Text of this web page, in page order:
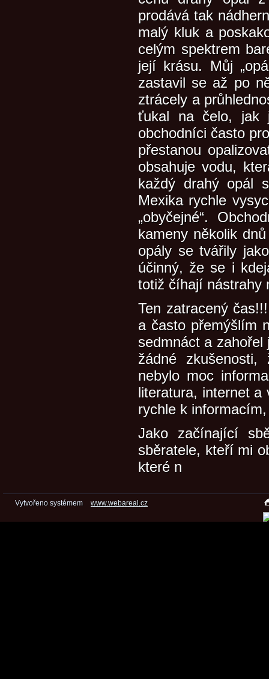
prodává tak
malý kluk a
celým spektrem
její krásu. Můj
zastavil se až po
ztrácely a
ťukal na čelo, jak
obchodníci často
přestanou
obsahuje vodu,
každý drahý opál
Mexika rychle
„obyčejné“.
kameny několik
opály se tvářily
účinný, že se i
totiž číhají
Ten zatracený
a často přemýšlím
sedmnáct a
žádné zkušenosti,
nebylo moc
literatura, internet a
rychle k
Jako začínající
sběratele, kteří mi
které n
Vytvořeno systémem www.webareal.cz